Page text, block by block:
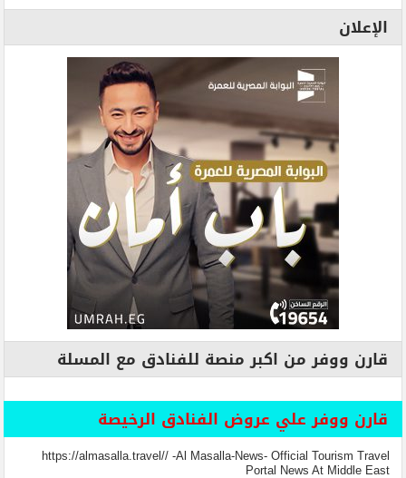
الإعلان
قارن ووفر من اكبر منصة للفنادق مع المسلة
قارن ووفر علي عروض الفنادق الرخيصة
https://almasalla.travel// -Al Masalla-News- Official Tourism Travel
Portal News At Middle East